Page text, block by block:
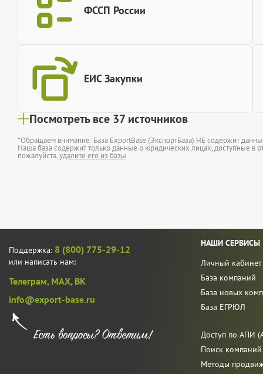
ФССП России
ЕИС Закупки
Посмотреть все 37 источников
*Обращаем внимание: База ExportBase (ЭкспортБаза) НЕ содержит
Наша база содержит только данные о юридических лицах, доступные в
пожалуйста,удалите его из базы
Поддержка: 8 (800) 775-29-12
или написать нам:
Телеграм, MAX, ВК
info@export-base.ru
НАШИ СЕРВИСЫ
Личный кабинет
База компаний
База новых
База ЕГРЮЛ
Доступ по АПИ
Поиск
Методы